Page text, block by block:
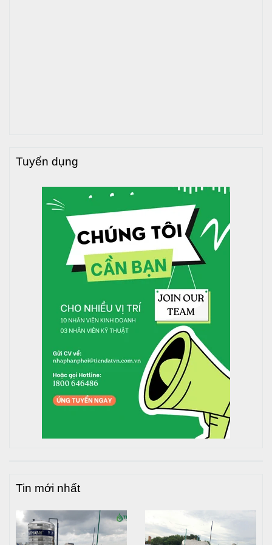
Hotline tư vấn: 1800 646486 (miễn phí)
HƯỚNG DẪN LẮP ĐẶT
Trước khi tiến hành lắp đặt bồn nước, cần chuẩn bị những
dụng cụ hỗ trợ như: Cờ lê, mỏ lết, kìm nước, keo dán, keo
Vị trí lắp đặt:
Về vị trí cần đảm bảo bồn nước phải được đặt trên
mặt phẳng, không nghiêng trượt, không gồ ghề, kê
kích. Nơi đặt bồn phải chịu được trọng lượng lớn
nhất của bồn khi chưa chứa nước cộng với hệ số an
toàn.
Nên lưu ý khi lắp đặt bồn nước cần tránh đặt bồn ở
những vị trí gần đường dây điện, mép tường, nơi có
Bước 1: Bỏ lớp cao su bảo vệ bồn nước bên ngoài.
trên cùng một mặt phẳng.
Bước 3: Khớp thân bồn với chân đế: Đáy bồn kê trên
Tuyển dụng
Tin mới nhất